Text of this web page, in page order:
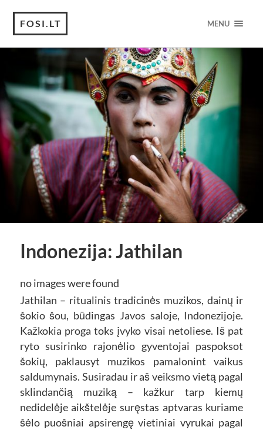
FOSI.LT MENU
Indonezija: Jathilan
no images were found
Jathilan – ritualinis tradicinės muzikos, dainų ir
šokio šou, būdingas Javos saloje, Indonezijoje.
Kažkokia proga toks įvyko visai netoliese. Iš pat
ryto susirinko rajonėlio gyventojai paspoksot
šokių, paklausyt muzikos pamalonint vaikus
saldumynais. Susiradau ir aš veiksmo vietą pagal
sklindančią muziką – kažkur tarp kiemų
nedidelėje aikštelėje suręstas aptvaras kuriame
šėlo puošniai apsirengę vietiniai vyrukai pagal